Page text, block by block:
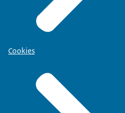
Cookies